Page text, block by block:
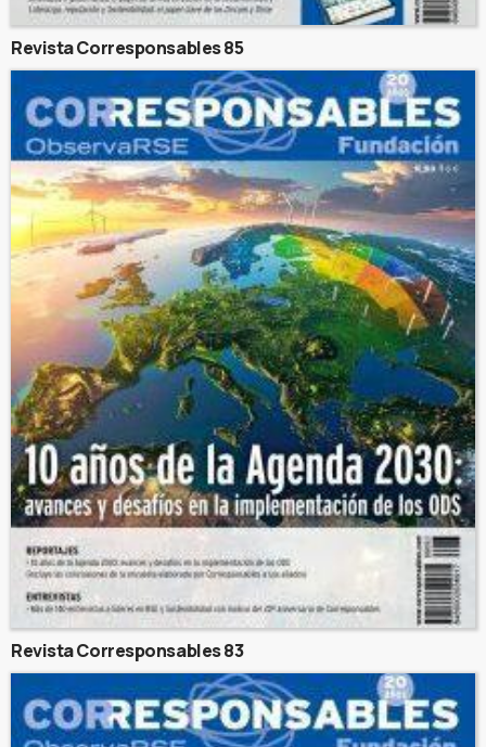
Revista Corresponsables 85
Revista Corresponsables 83